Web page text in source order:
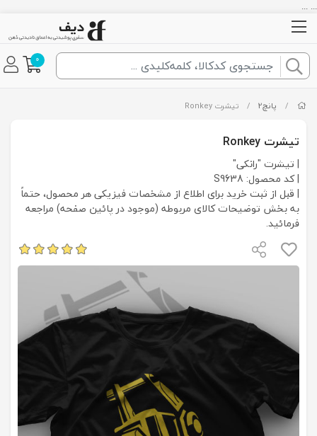
... ...
0
/ پانچ2 / تیشرت Ronkey
تیشرت Ronkey
| تیشرت "رانکی"
| کد محصول: S9638
| قبل از ثبت خرید برای اطلاع از مشخصات فیزیکی هر محصول، حتماً
به بخش توضیحات کالای مربوطه (موجود در پائین صفحه) مراجعه
فرمائید.